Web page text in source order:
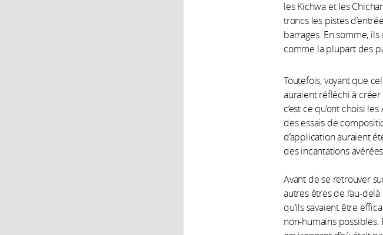
les Kichwa et les
troncs les pistes
barrages. En somme,
comme la plupart des
Toutefois, voyant que
auraient réfléchi à créer
c’est ce qu’ont choisi
des essais de
d’application auraient
des incantations
Avant de se retrouver
autres êtres de l’au-
qu’ils savaient être
non-humains